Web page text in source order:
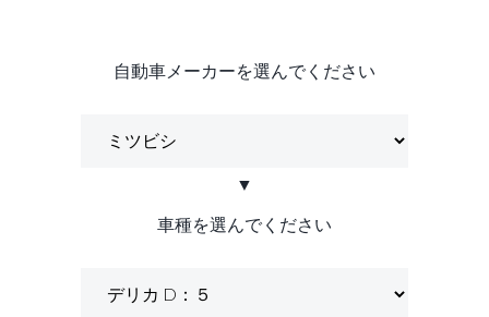
自動車メーカーを選んでください
▼
車種を選んでください